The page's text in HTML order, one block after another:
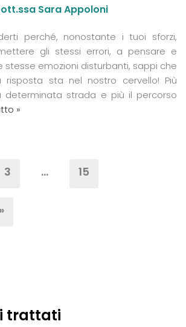
Sara Appoloni
perché, nonostante i tuoi sforzi,
gli stessi errori, a pensare e
stesse emozioni disturbanti, sappi che
risposta sta nel nostro cervello! Più
determinata strada e più il percorso
»
3 … 15
trattati